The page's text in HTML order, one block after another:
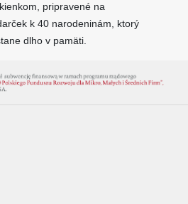
pripravené na
k 40 narodeninám, ktorý
dlho v pamäti.